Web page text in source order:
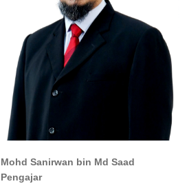
Mohd Sanirwan bin Md Saad
Pengajar